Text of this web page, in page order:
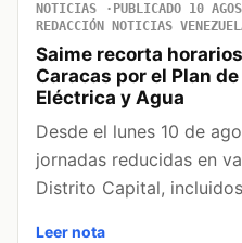
NOTICIAS PUBLICADO 10
REDACCIÓN NOTICIAS
Saime recorta
Caracas por el Plan
Eléctrica y Agua
Desde el lunes 10 de
jornadas reducidas en
Distrito Capital,
Leer nota